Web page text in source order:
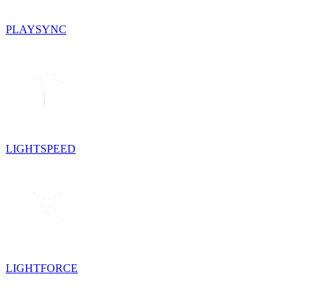
PLAYSYNC
LIGHTSPEED
LIGHTFORCE